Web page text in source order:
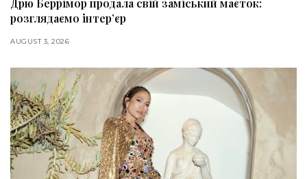
Дрю Беррімор продала свій заміський маєток:
розглядаємо інтер’єр
AUGUST 3, 2026